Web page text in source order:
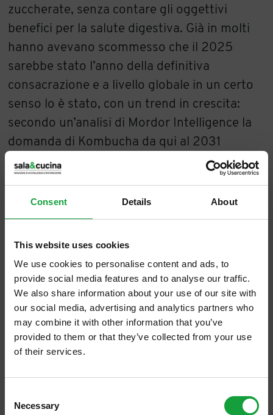
Consent Details About
This website uses cookies
We use cookies to personalise content and ads, to
provide social media features and to analyse our traffic.
We also share information about your use of our site with
our social media, advertising and analytics partners who
may combine it with other information that you’ve
provided to them or that they’ve collected from your use
of their services.
Selection
Necessary
zuccherate, senza contare gli oggettivi
benefici per la salute digestiva. Già in molti
hanno avevano scommesso che il 2025
sarebbe stato l’anno della definitiva
consacrazione e a livello globale in un certo
senso lo è stato, con un trend in crescita:
secondo un’analisi di Mordor Intelligence la
domanda di Kombucha da qui al 2031
aumenterà di circa il 14%, guidata dalla
richiesta di prodotti biologici e aromatizzati.
Già ora si sono moltiplicate lecelebritàche
del fitness agli istruttori di yoga, ma anche
atleti e celebrità locali. In Italia le bevande
senza zucchero o "low sugar" hanno ormai
conquistato il 26% delle vendite totali di
bibite e la kombucha sembra rappresentare
GDO che mostrano una crescita costante, è
ISCRIVITI ALLA NEWSLETTER
Resta aggiornato su tutte le ultime novita nel campo